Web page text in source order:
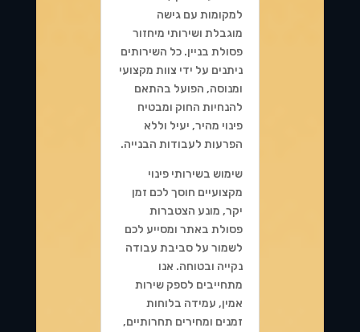
למקומות עם גישה
מוגבלת ושירותי מיחזור
פסולת בניין. כל השירותים
ניתנים על ידי צוות מקצועי
ומנוסה, הפועל בהתאם
להנחיות החוק ומבטיח
פינוי מהיר, יעיל וללא
הפרעות לעבודות הבנייה.
שימוש בשירותי פינוי
מקצועיים חוסך לכם זמן
יקר, מונע הצטברות
פסולת באתר ומסייע לכם
לשמור על סביבת עבודה
נקייה ובטוחה. אנו
מתחייבים לספק שירות
אמין, עמידה בלוחות
זמנים ומחירים תחרותיים,